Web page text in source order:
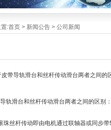
:首页 > 新闻公告 > 公司新闻
皮带导轨滑台和丝杆传动滑台两者之间
轨滑台和丝杆传动滑台两者之间的区别：
珠丝杆传动即由电机通过联轴器或同步